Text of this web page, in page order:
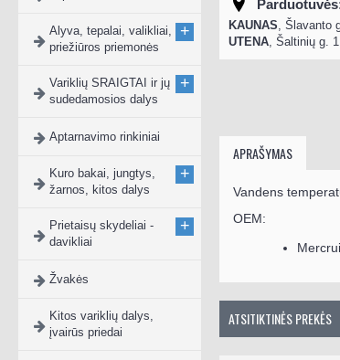
Alyva, tepalai, valikliai,
priežiūros priemonės
+
Variklių SRAIGTAI ir jų
sudedamosios dalys
+
Aptarnavimo rinkiniai
Kuro bakai, jungtys,
žarnos, kitos dalys
+
Prietaisų skydeliai -
davikliai
+
Žvakės
Kitos variklių dalys,
įvairūs priedai
KAUNAS, Šlavanto
UTENA, Šaltinių g. 1
APRAŠYMAS
Vandens
OEM:
ATSITIKTINĖS PREKĖS